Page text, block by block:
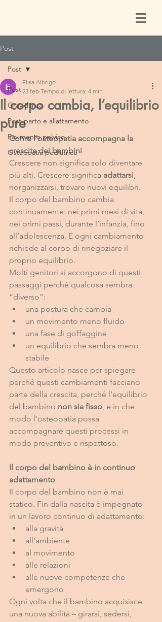
Post
Post
Gravidanza
Post-parto e allattamento
Pavimento pelvico
Osteopatia pediatrica
Post
Il corpo cambia, l’equilibrio
pure
Elisa Albrigo
23 feb Tempo di lettura: 4 min
Come l’osteopatia accompagna la
crescita dei bambini
Crescere non significa solo diventare
più alti. Crescere significa adattarsi,
riorganizzarsi, trovare nuovi equilibri.
Il corpo del bambino cambia
continuamente: nei primi mesi di vita,
nei primi passi, durante l’infanzia, fino
all’adolescenza. E ogni cambiamento
richiede al corpo di rinegoziare il
proprio equilibrio.
Molti genitori si accorgono di questi
passaggi perché qualcosa sembra
“diverso”:
una postura che cambia
un movimento meno fluido
una fase di goffaggine
un equilibrio che sembra meno
stabile
Questo articolo nasce per spiegare
perché questi cambiamenti facciano
parte della crescita, perché l’equilibrio
del bambino non sia fisso, e in che
modo l’osteopatia possa
accompagnare questi processi in
modo preventivo e rispettoso.
Il corpo del bambino è in continuo
adattamento
Il corpo del bambino non è mai
statico. Fin dalla nascita è impegnato
in un lavoro continuo di adattamento:
alla gravità
all’ambiente
al movimento
alle relazioni
alle nuove competenze che
emergono
Ogni volta che il bambino acquisisce
una nuova abilità – girarsi, sedersi,